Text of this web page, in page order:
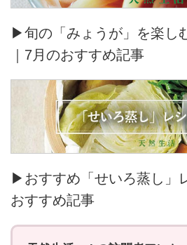
▶旬の「みょうが」を楽し
｜7月のおすすめ記事
▶おすすめ「せいろ蒸し」
おすすめ記事